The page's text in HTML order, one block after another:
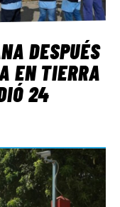
DESPUÉS
EN TIERRA
24